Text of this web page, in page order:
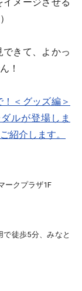
きて、よかっ
！
＜グッズ編＞
ルが登場しま
紹介します。
ークプラザ1F
徒歩5分、みなと